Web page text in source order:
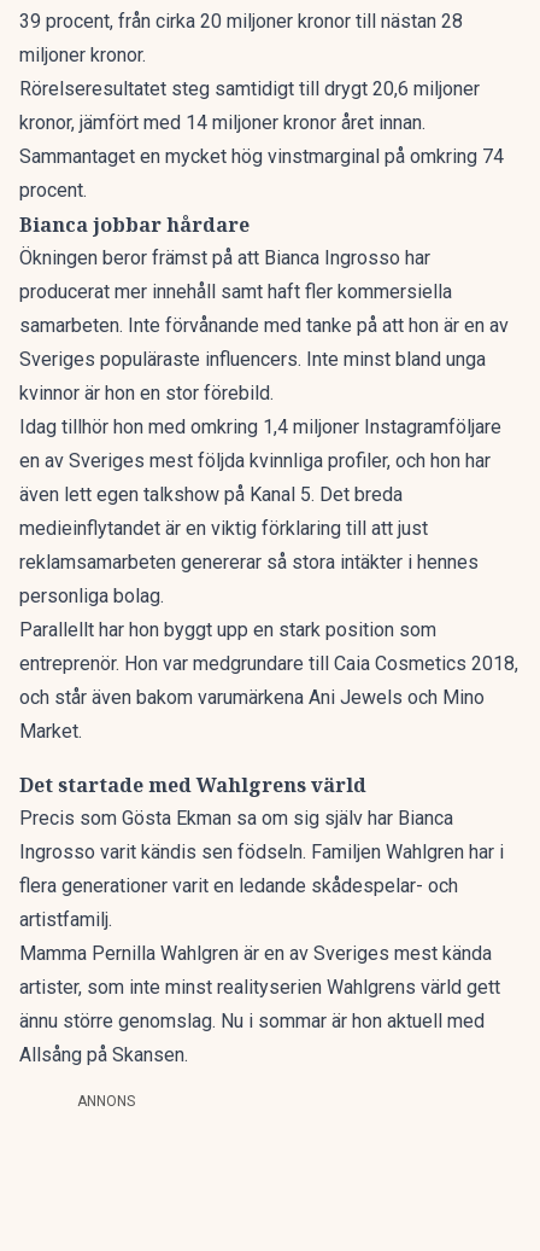
39 procent, från cirka 20 miljoner kronor till nästan 28
miljoner kronor.
Rörelseresultatet steg samtidigt till drygt 20,6 miljoner
kronor, jämfört med 14 miljoner kronor året innan.
Sammantaget en mycket hög vinstmarginal på omkring 74
procent.
Bianca jobbar hårdare
Ökningen beror främst på att Bianca Ingrosso har
producerat mer innehåll samt haft fler kommersiella
samarbeten. Inte förvånande med tanke på att hon är en av
Sveriges populäraste influencers. Inte minst bland unga
kvinnor är hon en stor förebild.
Idag tillhör hon med omkring 1,4 miljoner Instagramföljare
en av Sveriges mest följda kvinnliga profiler, och hon har
även lett egen talkshow på Kanal 5. Det breda
medieinflytandet är en viktig förklaring till att just
reklamsamarbeten genererar så stora intäkter i hennes
personliga bolag.
Parallellt har hon byggt upp en stark position som
entreprenör. Hon var medgrundare till Caia Cosmetics 2018,
och står även bakom varumärkena Ani Jewels och Mino
Market.
Det startade med Wahlgrens värld
Precis som Gösta Ekman sa om sig själv har Bianca
Ingrosso varit kändis sen födseln. Familjen Wahlgren har i
flera generationer varit en ledande skådespelar- och
artistfamilj.
Mamma Pernilla Wahlgren är en av Sveriges mest kända
artister, som inte minst realityserien Wahlgrens värld gett
ännu större genomslag. Nu i sommar är hon aktuell med
Allsång på Skansen.
ANNONS